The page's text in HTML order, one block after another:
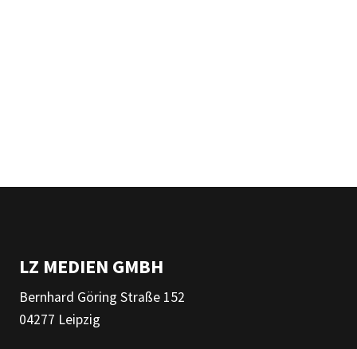
LZ MEDIEN GMBH
Bernhard Göring Straße 152
04277 Leipzig